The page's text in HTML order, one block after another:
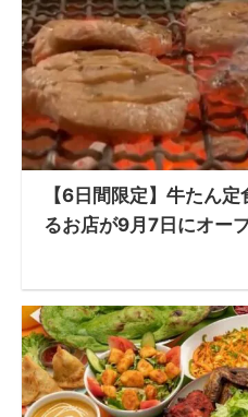
【6日間限定】牛たん
るお店が9月7日にオー